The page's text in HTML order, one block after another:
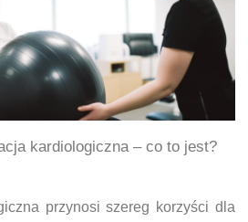
kardiologiczna – co to jest?
przynosi szereg korzyści dla